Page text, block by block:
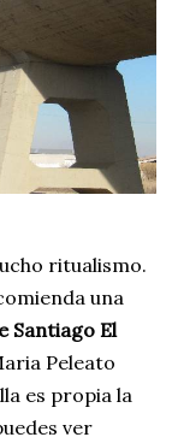
ritualismo.
una
Santiago El
Peleato
es propia la
ver